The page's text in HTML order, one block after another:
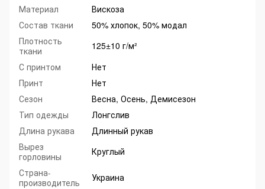
Материал
Вискоза
Состав ткани
50% хлопок, 50% модал
Плотность
ткани
125±10 г/м²
С принтом
Нет
Принт
Нет
Сезон
Весна, Осень, Демисезон
Тип одежды
Лонгслив
Длина рукава
Длинный рукав
Вырез
горловины
Круглый
Страна-
производитель
Украина